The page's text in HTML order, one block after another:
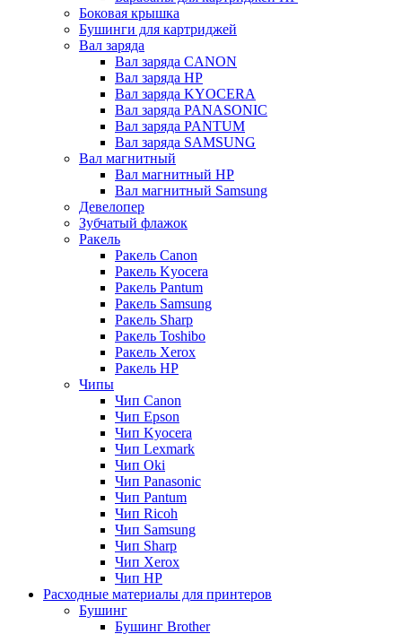
Боковая крышка
Бушинги для картриджей
Вал заряда
Вал заряда CANON
Вал заряда HP
Вал заряда KYOCERA
Вал заряда PANASONIC
Вал заряда PANTUM
Вал заряда SAMSUNG
Вал магнитный
Вал магнитный HP
Вал магнитный Samsung
Девелопер
Зубчатый флажок
Ракель
Ракель Canon
Ракель Kyocera
Ракель Pantum
Ракель Samsung
Ракель Sharp
Ракель Toshibo
Ракель Xerox
Ракель НР
Чипы
Чип Canon
Чип Epson
Чип Kyocera
Чип Lexmark
Чип Oki
Чип Panasonic
Чип Pantum
Чип Ricoh
Чип Samsung
Чип Sharp
Чип Xerox
Чип НР
Расходные материалы для принтеров
Бушинг
Бушинг Brother